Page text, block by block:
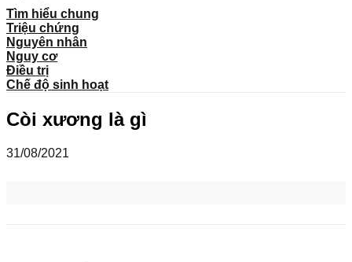
Tìm hiểu chung
Triệu chứng
Nguyên nhân
Nguy cơ
Điều trị
Chế độ sinh hoạt
Còi xương là gì
31/08/2021